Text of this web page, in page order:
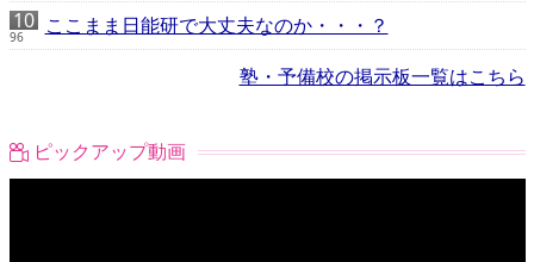
96
ここまま日能研で大丈夫なのか・・・？
塾・予備校の掲示板一覧はこちら
ピックアップ動画